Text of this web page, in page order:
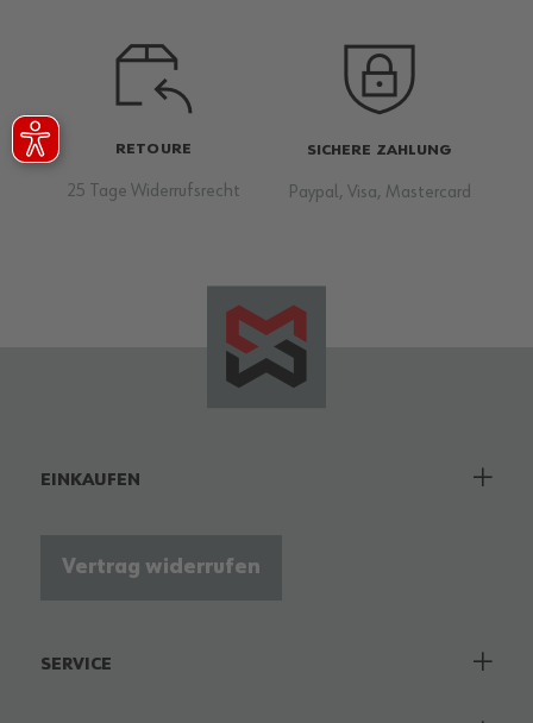
RETOURE
25 Tage Widerrufsrecht
SICHERE ZAHLUNG
Paypal, Visa, Mastercard
EINKAUFEN
Vertrag widerrufen
SERVICE